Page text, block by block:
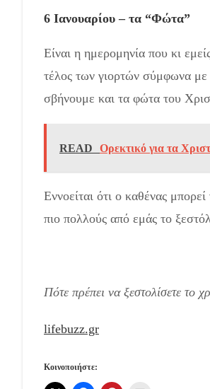
6 Ιανουαρίου – τα “Φώτα”
Είναι η ημερομηνία που κι
τέλος των γιορτών σύμφωνα με
σβήνουμε και τα φώτα του
READ Ορεκτικό για τα
Εννοείται ότι ο καθένας
πιο πολλούς από εμάς το
Πότε πρέπει να ξεστολίσετε το
lifebuzz.gr
Κοινοποιήστε: